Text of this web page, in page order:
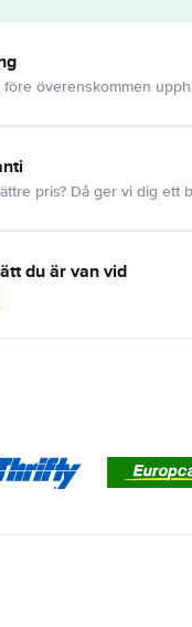
före överenskommen
pris? Då ger vi dig ett
du är van vid